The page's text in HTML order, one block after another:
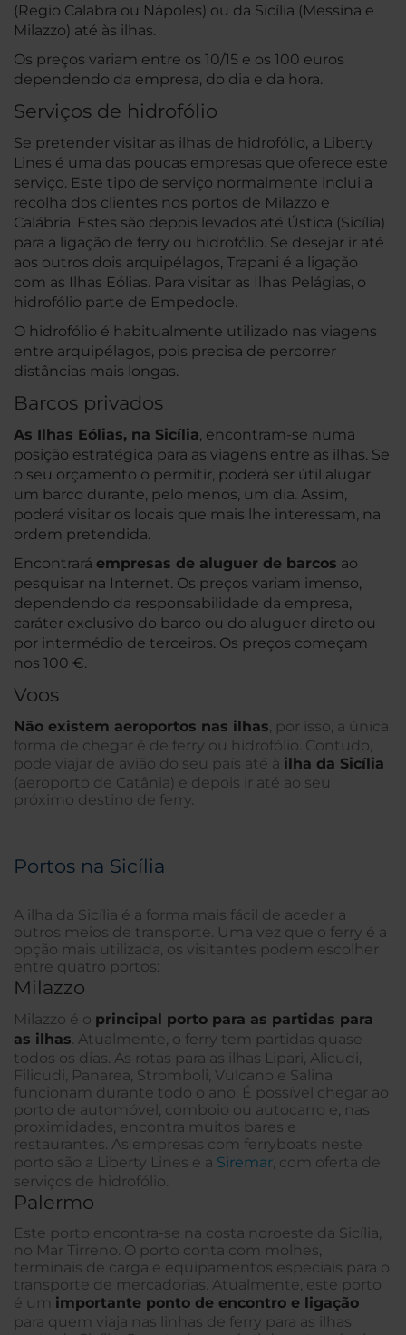
(Regio Calabra ou Nápoles) ou da Sicília (Messina e
Milazzo) até às ilhas.
Os preços variam entre os 10/15 e os 100 euros
dependendo da empresa, do dia e da hora.
Serviços de hidrofólio
Se pretender visitar as ilhas de hidrofólio, a Liberty
Lines é uma das poucas empresas que oferece este
serviço. Este tipo de serviço normalmente inclui a
recolha dos clientes nos portos de Milazzo e
Calábria. Estes são depois levados até Ústica (Sicília)
para a ligação de ferry ou hidrofólio. Se desejar ir até
aos outros dois arquipélagos, Trapani é a ligação
com as Ilhas Eólias. Para visitar as Ilhas Pelágias, o
hidrofólio parte de Empedocle.
O hidrofólio é habitualmente utilizado nas viagens
entre arquipélagos, pois precisa de percorrer
distâncias mais longas.
Barcos privados
As Ilhas Eólias, na Sicília, encontram-se numa
posição estratégica para as viagens entre as ilhas. Se
o seu orçamento o permitir, poderá ser útil alugar
um barco durante, pelo menos, um dia. Assim,
poderá visitar os locais que mais lhe interessam, na
ordem pretendida.
Encontrará empresas de aluguer de barcos ao
pesquisar na Internet. Os preços variam imenso,
dependendo da responsabilidade da empresa,
caráter exclusivo do barco ou do aluguer direto ou
por intermédio de terceiros. Os preços começam
nos 100 €.
Voos
Não existem aeroportos nas ilhas, por isso, a única
forma de chegar é de ferry ou hidrofólio. Contudo,
pode viajar de avião do seu país até à ilha da Sicília
(aeroporto de Catânia) e depois ir até ao seu
próximo destino de ferry.
Portos na Sicília
A ilha da Sicília é a forma mais fácil de aceder a
outros meios de transporte. Uma vez que o ferry é a
opção mais utilizada, os visitantes podem escolher
entre quatro portos:
Milazzo
Milazzo é o principal porto para as partidas para
as ilhas. Atualmente, o ferry tem partidas quase
todos os dias. As rotas para as ilhas Lipari, Alicudi,
Filicudi, Panarea, Stromboli, Vulcano e Salina
funcionam durante todo o ano. É possível chegar ao
porto de automóvel, comboio ou autocarro e, nas
proximidades, encontra muitos bares e
restaurantes. As empresas com ferryboats neste
porto são a Liberty Lines e a Siremar, com oferta de
serviços de hidrofólio.
Palermo
Este porto encontra-se na costa noroeste da Sicília,
no Mar Tirreno. O porto conta com molhes,
terminais de carga e equipamentos especiais para o
transporte de mercadorias. Atualmente, este porto
é um importante ponto de encontro e ligação
para quem viaja nas linhas de ferry para as ilhas